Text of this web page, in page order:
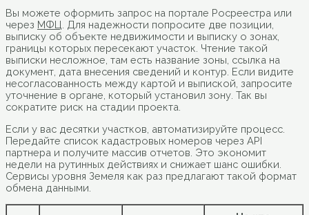
Вы можете оформить запрос на портале Росреестра или
через МФЦ. Для надежности попросите две позиции,
выписку об объекте недвижимости и выписку о зонах,
границы которых пересекают участок. Чтение такой
выписки несложное, там есть название зоны, ссылка на
документ, дата внесения сведений и контур. Если видите
несогласованность между картой и выпиской, запросите
уточнение в органе, который установил зону. Так вы
сократите риск на стадии проекта.
Если у вас десятки участков, автоматизируйте процесс.
Передайте список кадастровых номеров через API
партнера и получите массив отчетов. Это экономит
недели на рутинных действиях и снижает шанс ошибки.
Сервисы уровня Земеля как раз предлагают такой формат
обмена данными.